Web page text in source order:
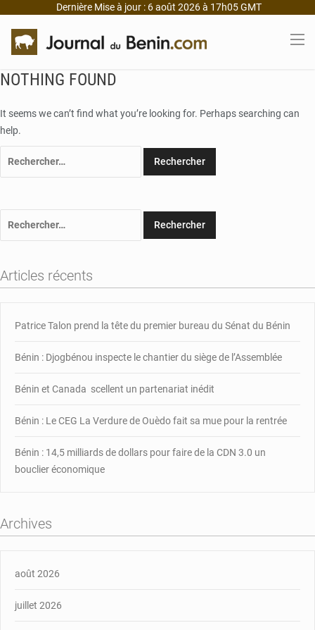
Dernière Mise à jour : 6 août 2026 à 17h05 GMT
NOTHING FOUND
It seems we can’t find what you’re looking for. Perhaps searching can
help.
Articles récents
Patrice Talon prend la tête du premier bureau du Sénat du Bénin
Bénin : Djogbénou inspecte le chantier du siège de l’Assemblée
Bénin et Canada scellent un partenariat inédit
Bénin : Le CEG La Verdure de Ouèdo fait sa mue pour la rentrée
Bénin : 14,5 milliards de dollars pour faire de la CDN 3.0 un
bouclier économique
Archives
août 2026
juillet 2026